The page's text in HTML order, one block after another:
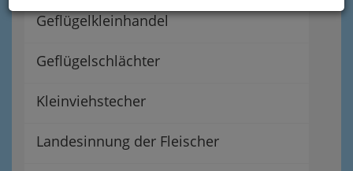
Geflügelkleinhandel
Geflügelschlächter
Kleinviehstecher
Landesinnung der Fleischer